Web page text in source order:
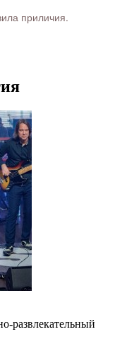
приличия.
развлекательный